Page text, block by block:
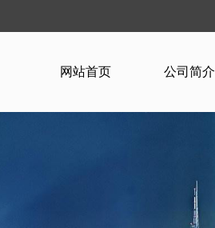
网站首页 公司简介